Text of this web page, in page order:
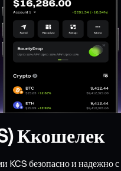
Ккошелек
KCS безопасно и надежно